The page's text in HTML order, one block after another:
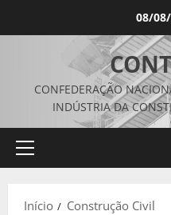
08/
CONFEDERAÇÃO
INDÚSTRIA DA
Menu
Início Construção Civil